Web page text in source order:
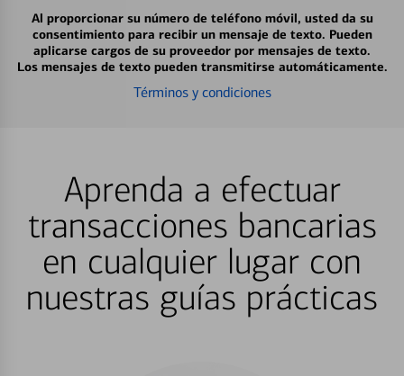
Al proporcionar su número de teléfono móvil, usted da su
consentimiento para recibir un mensaje de texto. Pueden
aplicarse cargos de su proveedor por mensajes de texto.
Los mensajes de texto pueden transmitirse automáticamente.
Términos y condiciones
Aprenda a efectuar
transacciones bancarias
en cualquier lugar con
nuestras guías prácticas